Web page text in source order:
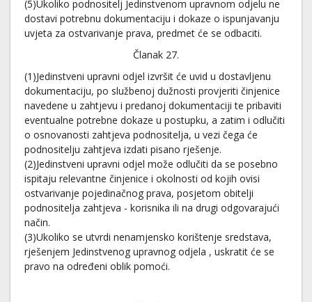
(5)Ukoliko podnositelj Jedinstvenom upravnom odjelu ne
dostavi potrebnu dokumentaciju i dokaze o ispunjavanju
uvjeta za ostvarivanje prava, predmet će se odbaciti.
Članak 27.
(1)Jedinstveni upravni odjel izvršit će uvid u dostavljenu
dokumentaciju, po službenoj dužnosti provjeriti činjenice
navedene u zahtjevu i predanoj dokumentaciji te pribaviti
eventualne potrebne dokaze u postupku, a zatim i odlučiti
o osnovanosti zahtjeva podnositelja, u vezi čega će
podnositelju zahtjeva izdati pisano rješenje.
(2)Jedinstveni upravni odjel može odlučiti da se posebno
ispitaju relevantne činjenice i okolnosti od kojih ovisi
ostvarivanje pojedinačnog prava, posjetom obitelji
podnositelja zahtjeva - korisnika ili na drugi odgovarajući
način.
(3)Ukoliko se utvrdi nenamjensko korištenje sredstava,
rješenjem Jedinstvenog upravnog odjela , uskratit će se
pravo na određeni oblik pomoći.